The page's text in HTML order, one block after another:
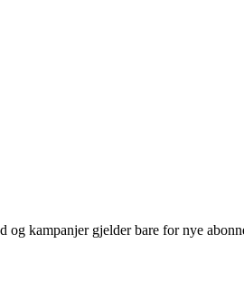
kampanjer gjelder bare for nye